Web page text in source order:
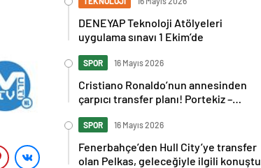
DENEYAP Teknoloji Atölyeleri
uygulama sınavı 1 Ekim’de
SPOR 16 Mayıs 2026
Cristiano Ronaldo’nun annesinden
çarpıcı transfer planı! Portekiz –
kardeşinden sert cevap
SPOR 16 Mayıs 2026
Fenerbahçe’den Hull City’ye transfer
olan Pelkas, geleceğiyle ilgili konuştu